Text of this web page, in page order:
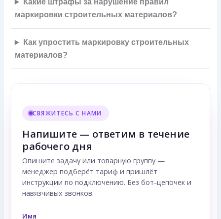
маркировки строительных материалов?
Как упростить маркировку строительных
материалов?
СВЯЖИТЕСЬ С НАМИ
Напишите — ответим в течение
рабочего дня
Опишите задачу или товарную группу —
менеджер подберёт тариф и пришлёт
инструкции по подключению. Без бот-цепочек и
навязчивых звонков.
Имя